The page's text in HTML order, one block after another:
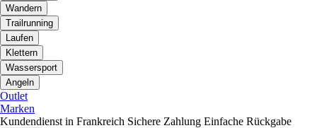
Wandern
Trailrunning
Laufen
Klettern
Wassersport
Angeln
Outlet
Marken
Kundendienst in Frankreich Sichere Zahlung Einfache Rückgabe